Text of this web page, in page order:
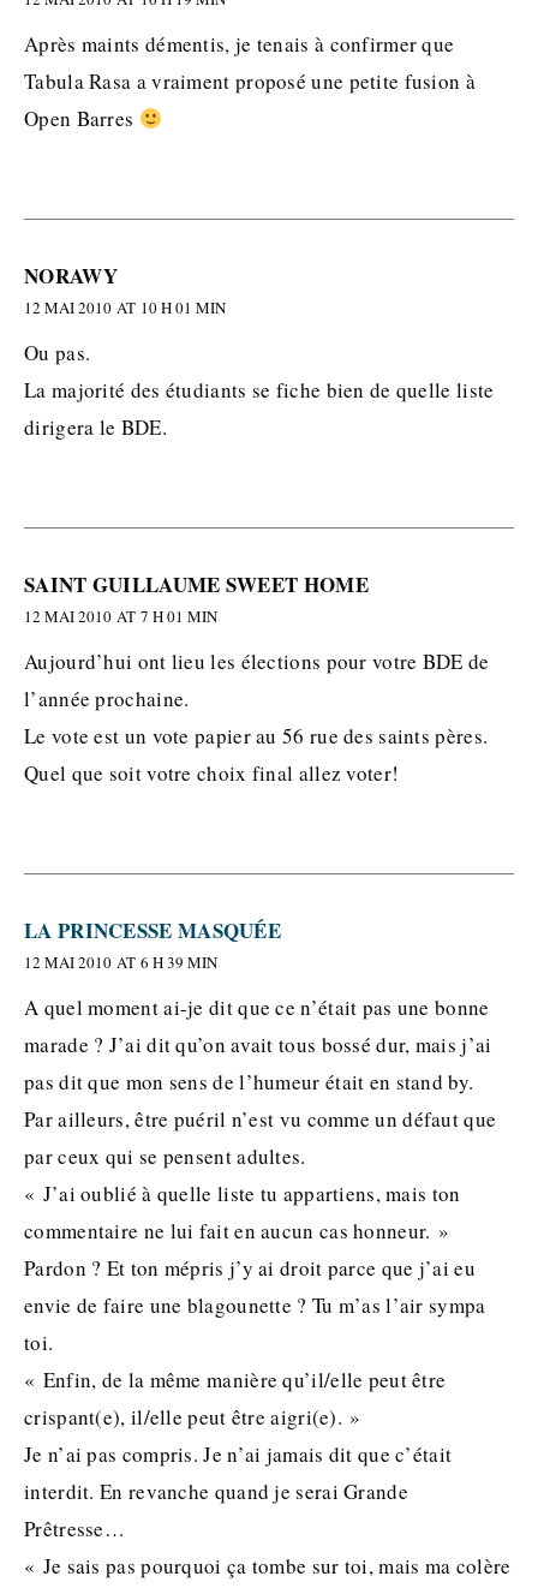
Après maints démentis, je tenais à confirmer que
Tabula Rasa a vraiment proposé une petite fusion à
Open Barres
NORAWY
12 MAI 2010 AT 10 H 01 MIN
Ou pas.
La majorité des étudiants se fiche bien de quelle liste
dirigera le BDE.
SAINT GUILLAUME SWEET HOME
12 MAI 2010 AT 7 H 01 MIN
Aujourd’hui ont lieu les élections pour votre BDE de
l’année prochaine.
Le vote est un vote papier au 56 rue des saints pères.
Quel que soit votre choix final allez voter!
LA PRINCESSE MASQUÉE
12 MAI 2010 AT 6 H 39 MIN
A quel moment ai-je dit que ce n’était pas une bonne
marade ? J’ai dit qu’on avait tous bossé dur, mais j’ai
pas dit que mon sens de l’humeur était en stand by.
Par ailleurs, être puéril n’est vu comme un défaut que
par ceux qui se pensent adultes.
« J’ai oublié à quelle liste tu appartiens, mais ton
commentaire ne lui fait en aucun cas honneur. »
Pardon ? Et ton mépris j’y ai droit parce que j’ai eu
envie de faire une blagounette ? Tu m’as l’air sympa
toi.
« Enfin, de la même manière qu’il/elle peut être
crispant(e), il/elle peut être aigri(e). »
Je n’ai pas compris. Je n’ai jamais dit que c’était
interdit. En revanche quand je serai Grande
Prêtresse…
« Je sais pas pourquoi ça tombe sur toi, mais ma colère